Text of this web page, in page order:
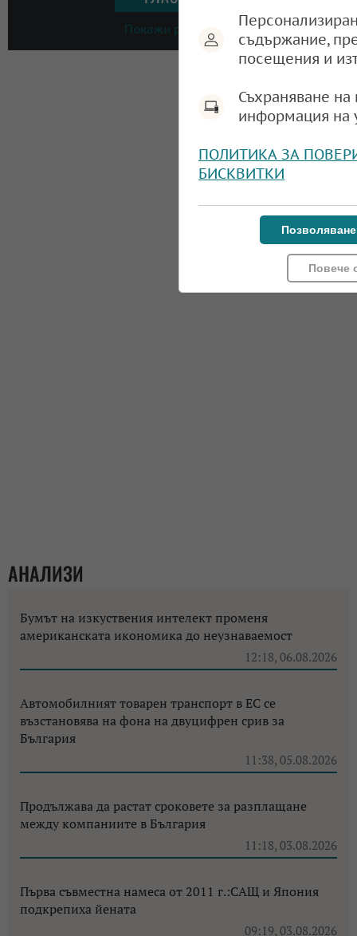
Покажи резултати
АНАЛИЗИ
Бумът на изкуствения интелект променя
американската икономика до неузнаваемост
12:18, 06.08.2026
Автомобилният товарен транспорт в ЕС се
възстановява на фона на двуцифрен срив за
България
11:38, 05.08.2026
Продължава да растат сроковете за разплащане
между компаниите в България
11:18, 03.08.2026
Първа съвместна намеса от 2011 г.:САЩ и Япония
подкрепиха йената
09:19, 03.08.2026
съдържание,
посещения и
Съхраняване
информация на
ПОЛИТИКА ЗА
БИСКВИТКИ
Повече